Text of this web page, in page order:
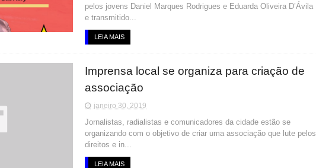
pelos jovens Daniel Marques Rodrigues e Eduarda Oliveira D’Ávila
e transmitido...
LEIA MAIS
Imprensa local se organiza para criação de
associação
janeiro 30, 2019
Jornalistas, radialistas e comunicadores da cidade estão se
organizando com o objetivo de criar uma associação que lute pelos
direitos e in...
LEIA MAIS